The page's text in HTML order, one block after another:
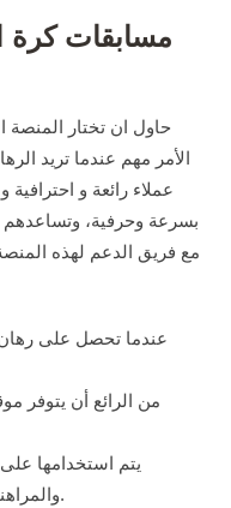
مسابقات كرة
حاول ان تختار المنصة
الأمر مهم عندما تريد
عملاء رائعة و
بسرعة وحرفية،
مع فريق الدعم لهذه
عندما تحصل على
من الرائع أن يتوفر
يتم استخدامها
والمراهنين الرياضيين في جميع أنحاء العالم.